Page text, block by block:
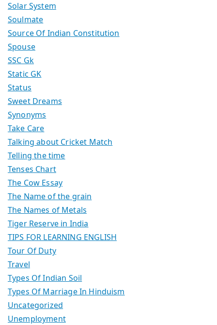
Solar System
Soulmate
Source Of Indian Constitution
Spouse
SSC Gk
Static GK
Status
Sweet Dreams
Synonyms
Take Care
Talking about Cricket Match
Telling the time
Tenses Chart
The Cow Essay
The Name of the grain
The Names of Metals
Tiger Reserve in India
TIPS FOR LEARNING ENGLISH
Tour Of Duty
Travel
Types Of Indian Soil
Types Of Marriage In Hinduism
Uncategorized
Unemployment